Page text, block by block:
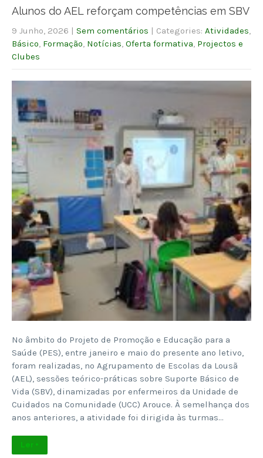
Alunos do AEL reforçam competências em SBV
9 Junho, 2026 | Sem comentários | Categories: Atividades
Básico Formação Notícias Oferta formativa Projectos e
Clubes
No âmbito do Projeto de Promoção e Educação para a
Saúde (PES), entre janeiro e maio do presente ano letivo,
foram realizadas, no Agrupamento de Escolas da Lousã
(AEL), sessões teórico-práticas sobre Suporte Básico de
Vida (SBV), dinamizadas por enfermeiros da Unidade de
Cuidados na Comunidade (UCC) Arouce. À semelhança dos
anos anteriores, a atividade foi dirigida às turmas…
Ler +